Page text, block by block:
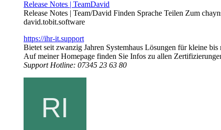
Release Notes | TeamDavid
Release Notes | Team/David Finden Sprache Teilen Zum
david.tobit.software
https://ihr-it.support
Bietet seit zwanzig Jahren Systemhaus Lösungen für kleine
Auf meiner Homepage finden Sie Infos zu allen
Support Hotline: 07345 23 63 80